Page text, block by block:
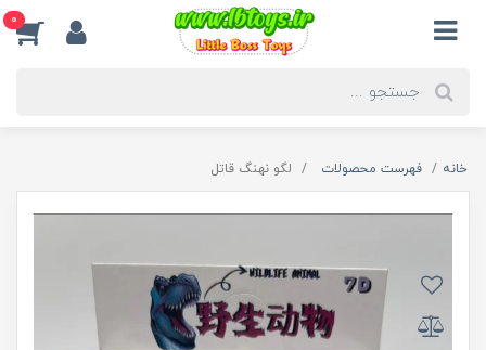
0
خانه فهرست محصولات لگو نهنگ قاتل